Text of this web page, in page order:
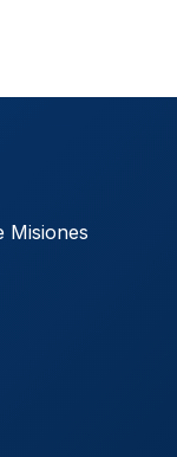
Misiones